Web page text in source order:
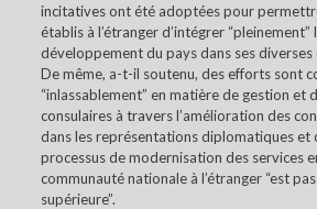
incitatives ont été adoptées pour
établis à l’étranger d’intégrer
développement du pays dans ses diverses
De même, a-t-il soutenu, des efforts sont
“inlassablement” en matière de gestion et
consulaires à travers l’amélioration des
dans les représentations diplomatiques et
processus de modernisation des services
communauté nationale à l’étranger “est
supérieure”.